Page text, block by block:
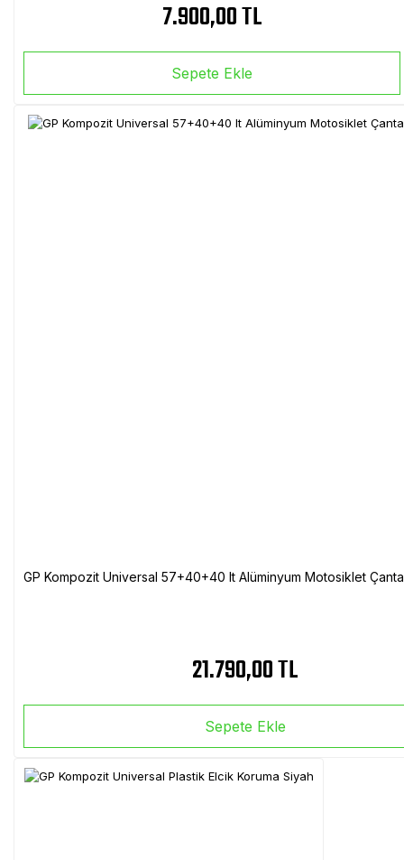
7.900,00 TL
Sepete Ekle
GP Kompozit Universal 57+40+40 lt Alüminyum Motosiklet
21.790,00 TL
Sepete Ekle